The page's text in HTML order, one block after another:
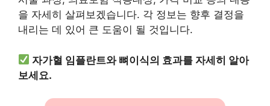
을 자세히 살펴보겠습니다. 각 정보는 향후 결정을
내리는 데 있어 큰 도움이 될 것입니다.
자가혈 임플란트와 뼈이식의 효과를 자세히 알아
보세요.